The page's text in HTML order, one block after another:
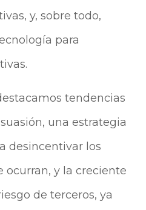
y, sobre todo,
para
tendencias
una estrategia
desincentivar los
ocurran, y la creciente
de terceros, ya